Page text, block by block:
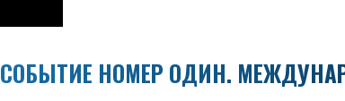
СОБЫТИЕ НОМЕР ОДИН.